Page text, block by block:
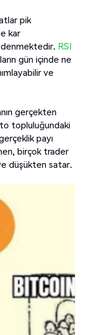
pik
kar
RSI
gün içinde ne
ve
gerçekten
topluluğundaki
payı
birçok trader
düşükten satar.